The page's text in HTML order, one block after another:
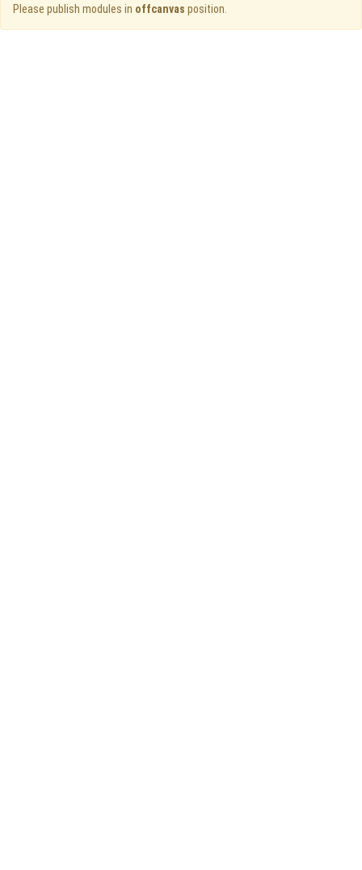
Please publish modules in offcanvas position.